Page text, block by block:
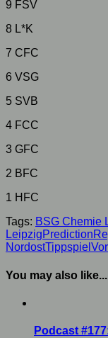
9 FSV
8 L*K
7 CFC
6 VSG
5 SVB
4 FCC
3 GFC
2 BFC
1 HFC
Tags: BSG Chemie
LeipzigPrediction
NordostTippspiel
You may also like...
Podcast